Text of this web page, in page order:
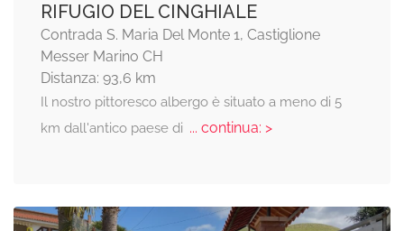
RIFUGIO DEL CINGHIALE
Contrada S. Maria Del Monte 1, Castiglione
Messer Marino CH
Distanza: 93,6 km
Il nostro pittoresco albergo è situato a meno di 5
km dall'antico paese di ... continua: >